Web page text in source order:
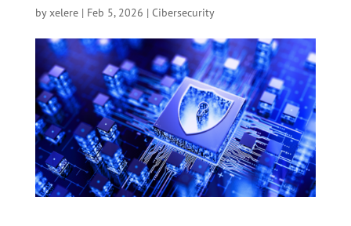
byxelere| Feb 5, 2026 | Cibersecurity